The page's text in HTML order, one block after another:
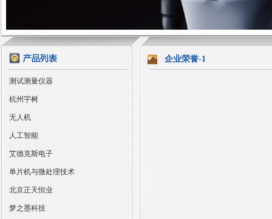
测试测量仪器
杭州宇树
无人机
人工智能
艾德克斯电子
单片机与微处理技术
北京正天恒业
梦之墨科技
企业荣誉-1